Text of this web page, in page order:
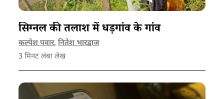
सिग्नल की तलाश में धड़गांव के गांव
कल्पेश पवार,नितेश भारद्वाज
3 मिनट लंबा लेख